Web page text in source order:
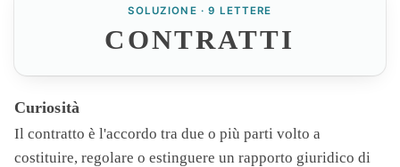
SOLUZIONE · 9 LETTERE
CONTRATTI
Curiosità
Il contratto è l'accordo tra due o più parti volto a
costituire, regolare o estinguere un rapporto giuridico di